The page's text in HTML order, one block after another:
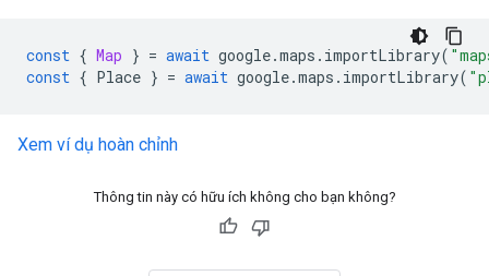
const { Map } = await google.maps . importLibrary(
const { Place } = await google.maps . importLibrary(
Xem ví dụ hoàn chỉnh
Thông tin này có hữu ích không cho bạn không?